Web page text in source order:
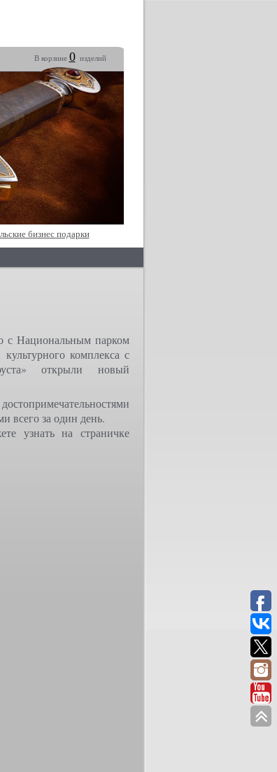
В корзине 0изделий
бизнес подарки
с Национальным парком
комплекса с
открыли новый
всего за один день.
узнать на страничке